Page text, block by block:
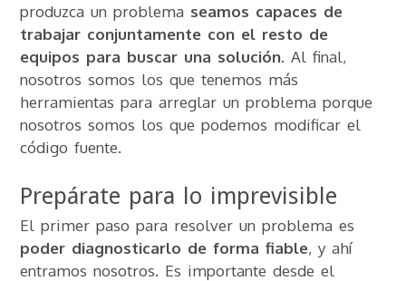
produzca un problema seamos capaces de
trabajar conjuntamente con el resto de
equipos para buscar una solución. Al final,
nosotros somos los que tenemos más
herramientas para arreglar un problema porque
nosotros somos los que podemos modificar el
código fuente.
Prepárate para lo imprevisible
El primer paso para resolver un problema es
poder diagnosticarlo de forma fiable, y ahí
entramos nosotros. Es importante desde el